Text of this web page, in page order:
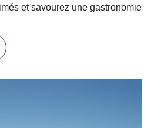
et savourez une gastronomie